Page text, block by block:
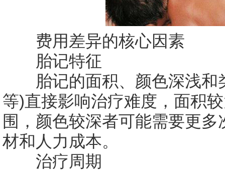
费用差异的核心因素
胎记特征
胎记的面积、颜色深浅和
等)直接影响治疗难度，面积
围，颜色较深者可能需要更
材和人力成本。
治疗周期